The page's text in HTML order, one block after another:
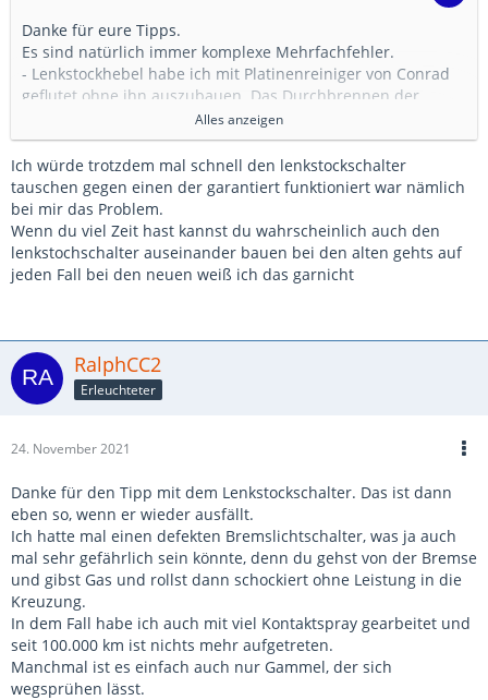
Danke für eure Tipps.
Es sind natürlich immer komplexe Mehrfachfehler.
- Lenkstockhebel habe ich mit Platinenreiniger von Conrad
geflutet ohne ihn auszubauen. Das Durchbrennen der
Sicherung ohne Betrieb ist jetzt weg
- der Wischer tut nun seinen Dienst ohne und mit
Lichtmaschine, also auch nur bei Zündung.
- der Anlaufwiderstand wird es also weniger sein. Trotzdem
habe ich mir Teflonspray von Webasta geholt. Das hat ein
dünnes langes Röhrchen und damit werde ich dem
Gestänge mal etwa Gutes tun
- die Wischwasserpumpe ist tatsächlich kaputt und läßt die
Gemerkt habe ich es natürlich als ich auf der
Autobahnbaustelle im Regen durch Dreck nichts mehr
gesehen habe Hebel gezogen und dann war die Sicherung
weg und der Scheibenwischer aus.... na überlebt. Man sollte
Sicherungen verschleißen.
ist ein temperaturabhängiger Widerstand verbaut. Die
Komfortdüsen in der Motorhaube sind autonom. Sie knallen
mir jetzt offensichtlich nicht die Sicherung durch, aber ob
sie nach 25 Jahren überhaupt arbeiten? Hab gerade
geschaut,
35,- kostet eine Neue Düse. Hmm. Ok. Die Waschdüsen habe
ich nicht günstiger gefunden. Scheint ein Artikel zu sein, der
noch Fest in der Hand der VW- und Classicpart Händler ist.
Und entsprechend teuer. Das Spritzbild war schon seit ein
paar Jahren schlecht. Nach 25 Jahren muss so ein
Alles anzeigen
Ich würde trotzdem mal schnell den lenkstockschalter
tauschen gegen einen der garantiert funktioniert war nämlich
bei mir das Problem.
Wenn du viel Zeit hast kannst du wahrscheinlich auch den
lenkstochschalter auseinander bauen bei den alten gehts auf
jeden Fall bei den neuen weiß ich das garnicht
RalphCC2
Erleuchteter
24. November 2021
Danke für den Tipp mit dem Lenkstockschalter. Das ist dann
eben so, wenn er wieder ausfällt.
Ich hatte mal einen defekten Bremslichtschalter, was ja auch
mal sehr gefährlich sein könnte, denn du gehst von der Bremse
und gibst Gas und rollst dann schockiert ohne Leistung in die
Kreuzung.
In dem Fall habe ich auch mit viel Kontaktspray gearbeitet und
seit 100.000 km ist nichts mehr aufgetreten.
Manchmal ist es einfach auch nur Gammel, der sich
wegsprühen lässt.